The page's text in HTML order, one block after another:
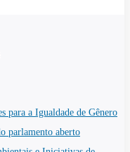
para a Igualdade de Gênero
parlamento aberto